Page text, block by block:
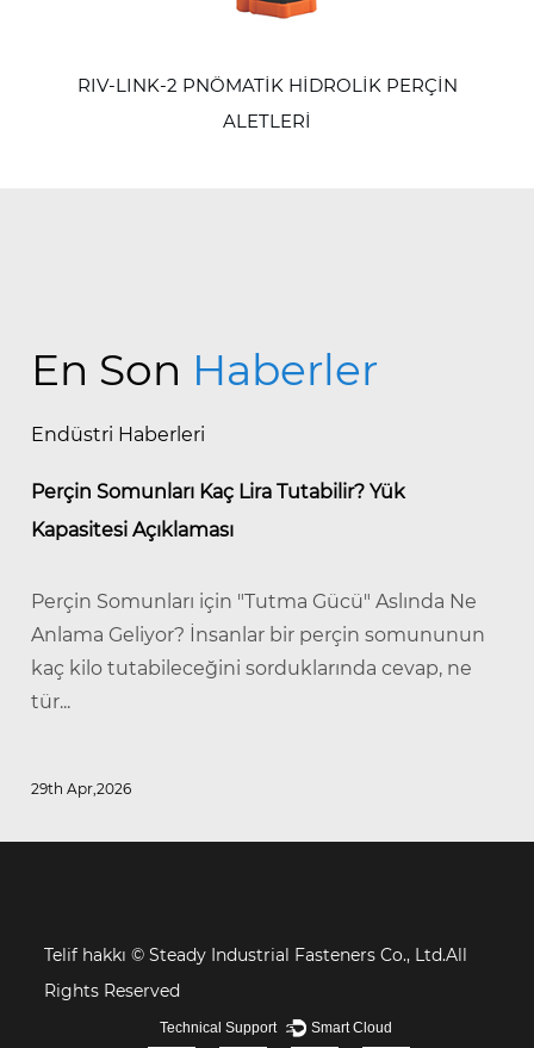
RIV-LINK-2 PNÖMATİK HİDROLİK PERÇİN
ALETLERİ
En Son Haberler
Endüstri Haberleri
Perçin Somunları Kaç Lira Tutabilir? Yük
Kapasitesi Açıklaması
Perçin Somunları için "Tutma Gücü" Aslında Ne
Anlama Geliyor? İnsanlar bir perçin somununun
kaç kilo tutabileceğini sorduklarında cevap, ne
tür...
29th Apr,2026
Telif hakkı ©Steady Industrial Fasteners Co., Ltd.All
Rights Reserved
Technical Support ： Smart Cloud